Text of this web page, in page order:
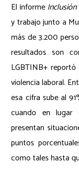
El informe
y trabajo junto a
más de 3.200
resultados son
LGBTINB+
violencia laboral.
esa cifra sube al
cuando en lugar
presentan
puntos
como tales hasta